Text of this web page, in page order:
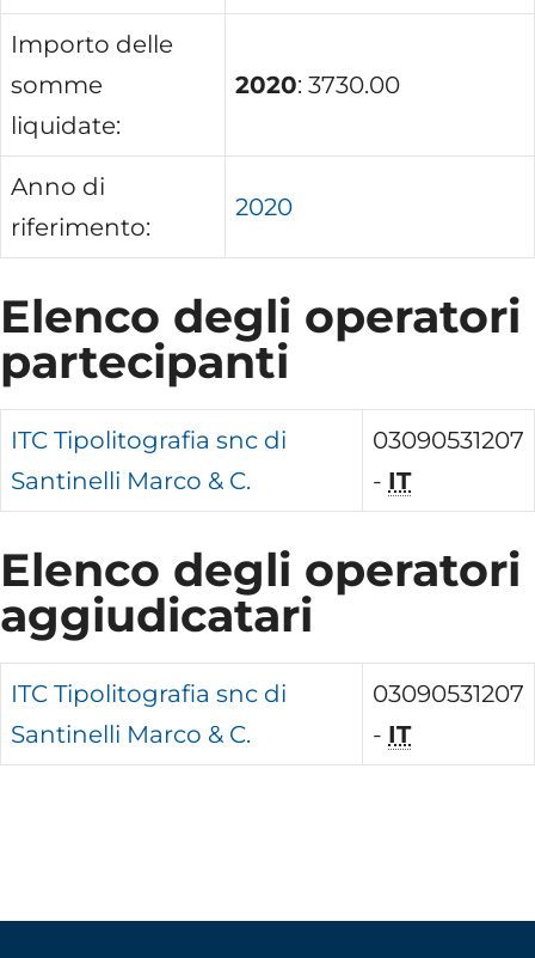
Importo delle
somme
liquidate:
2020: 3730.00
Anno di
riferimento:
2020
Elenco degli operatori
partecipanti
ITC Tipolitografia snc di
Santinelli Marco & C.
03090531207
- IT
Elenco degli operatori
aggiudicatari
ITC Tipolitografia snc di
Santinelli Marco & C.
03090531207
- IT